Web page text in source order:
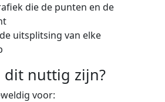
die de punten en de
uitsplitsing van elke
dit nuttig zijn?
voor: